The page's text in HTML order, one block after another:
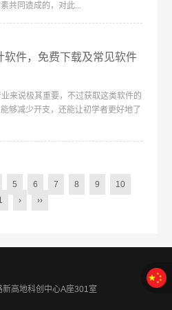
共同造成的，对此...
软件，免费下载及常见软件
来说极其重要，不过获取这类软件的
够减少开支，还能让初学者更好地了
5 6 7 8 9
10
› ››
高地科创中心A座301室